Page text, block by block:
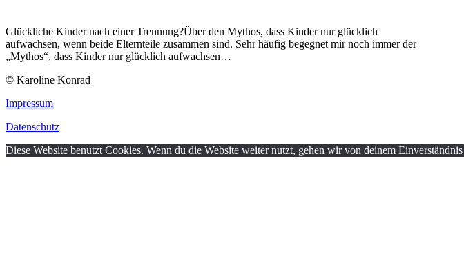
Glückliche Kinder nach einer Trennung?Über den Mythos, dass Kinder nur glücklich
aufwachsen, wenn beide Elternteile zusammen sind. Sehr häufig begegnet mir noch immer der
„Mythos“, dass Kinder nur glücklich aufwachsen…
© Karoline Konrad
Impressum
Datenschutz
Diese Website benutzt Cookies. Wenn du die Website weiter nutzt, gehen wir von deinem Einverständnis